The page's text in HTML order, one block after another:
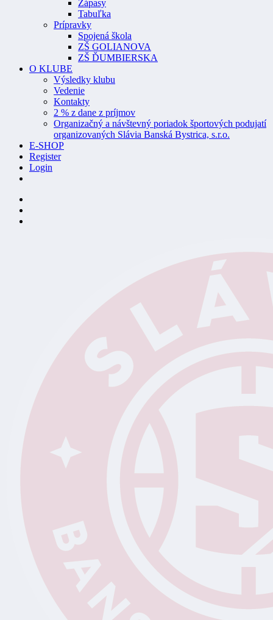
Zápasy
Tabuľka
Prípravky
Spojená škola
ZŠ GOLIANOVA
ZŠ ĎUMBIERSKA
O KLUBE
Výsledky klubu
Vedenie
Kontakty
2 % z dane z príjmov
Organizačný a návštevný poriadok športových podujatí
organizovaných Slávia Banská Bystrica, s.r.o.
E-SHOP
Register
Login